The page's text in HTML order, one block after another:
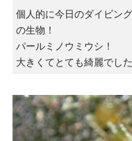
個人的に今日のダイビン
の生物！
パールミノウミウシ！
大きくてとても綺麗でした